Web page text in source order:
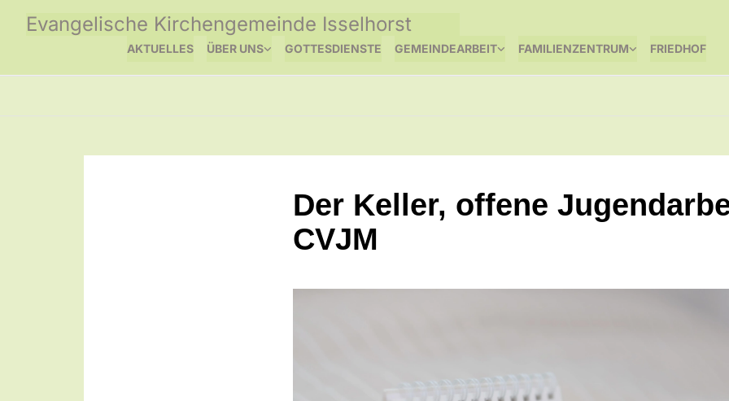
Evangelische Kirchengemeinde Isselhorst
AKTUELLES ÜBER UNS GOTTESDIENSTE GEMEINDEARBEIT FAMILIENZENTRUM FRIEDHOF
Der Keller, offene
CVJM